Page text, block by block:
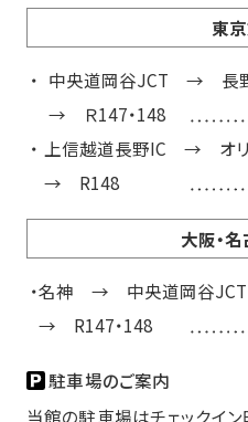
東
中央道岡谷JCT → 長
→ Ｒ147・148
上信越道長野IC → オリ
→ R148
大阪・
名神 → 中央道岡谷
→ R147・148
駐車場のご案内
当館の駐車場はチェックイ